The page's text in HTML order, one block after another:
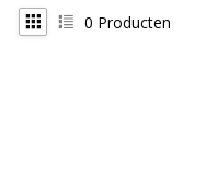
0 Producten